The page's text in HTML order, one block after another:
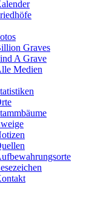
Graves
A Grave
Medien